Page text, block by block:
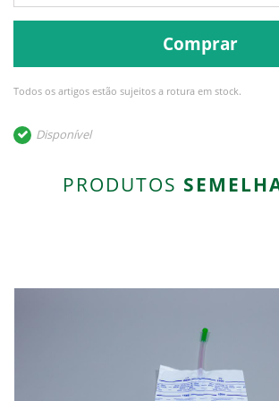
Comprar
Todos os artigos estão sujeitos a rotura em stock.
Disponível
PRODUTOS